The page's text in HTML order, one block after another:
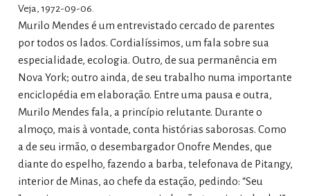
Veja, 1972-09-06.
Murilo Mendes é um entrevistado cercado de parentes
por todos os lados. Cordialíssimos, um fala sobre sua
especialidade, ecologia. Outro, de sua permanência em
Nova York; outro ainda, de seu trabalho numa importante
enciclopédia em elaboração. Entre uma pausa e outra,
Murilo Mendes fala, a princípio relutante. Durante o
almoço, mais à vontade, conta histórias saborosas. Como
a de seu irmão, o desembargador Onofre Mendes, que
diante do espelho, fazendo a barba, telefonava de Pitangy,
interior de Minas, ao chefe da estação, pedindo: “Seu